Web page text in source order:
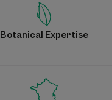
Botanical Expertise